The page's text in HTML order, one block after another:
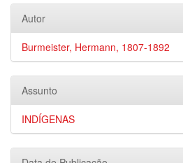
Autor
Burmeister, Hermann, 1807-1892
Assunto
INDÍGENAS